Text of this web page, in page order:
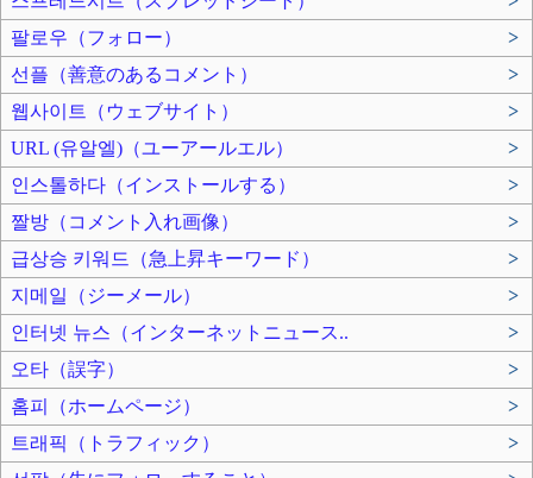
팔로우（フォロー）
>
선플（善意のあるコメント）
>
웹사이트（ウェブサイト）
>
URL (유알엘)（ユーアールエル）
>
인스톨하다（インストールする）
>
짤방（コメント入れ画像）
>
급상승 키워드（急上昇キーワード）
>
지메일（ジーメール）
>
인터넷 뉴스（インターネットニュース..
>
오타（誤字）
>
홈피（ホームページ）
>
트래픽（トラフィック）
>